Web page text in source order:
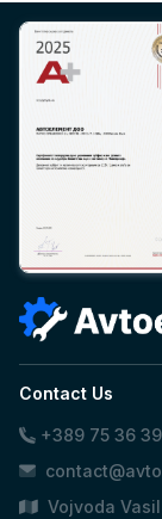
Contact Us
+389 75 36
Vojvoda